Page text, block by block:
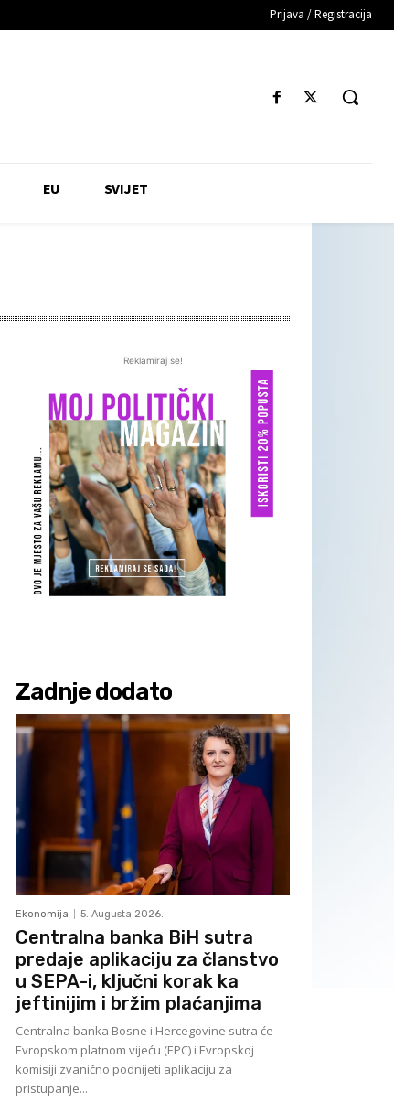
Prijava / Registracija
EU SVIJET
Reklamiraj se!
Zadnje dodato
Ekonomija 5. Augusta 2026.
Centralna banka BiH sutra
predaje aplikaciju za članstvo
u SEPA-i, ključni korak ka
jeftinijim i bržim plaćanjima
Centralna banka Bosne i Hercegovine sutra će
Evropskom platnom vijeću (EPC) i Evropskoj
komisiji zvanično podnijeti aplikaciju za
pristupanje...